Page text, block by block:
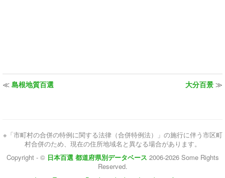
≪ 島根地質百選 大分百景 ≫
※「市町村の合併の特例に関する法律（合併特例法）」の施行に伴う市区町
村合併のため、現在の住所地域名と異なる場合があります。
Copyright - © 日本百選 都道府県別データベース 2006-2026 Some Rights
Reserved.